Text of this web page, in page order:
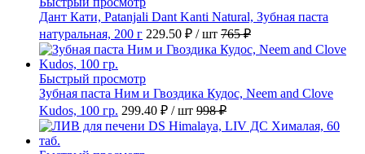
Дант Кати, Patanjali Dant Kanti Natural, Зубная паста
натуральная, 200 г 229.50 ₽ / шт 765 ₽
Быстрый просмотр
Зубная паста Ним и Гвоздика Кудос, Neem and Clove
Kudos, 100 гр. 299.40 ₽ / шт 998 ₽